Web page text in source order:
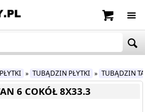
PŁYTKI » TUBĄDZIN PŁYTKI » TUBĄDZIN
6 COKÓŁ 8X33.3